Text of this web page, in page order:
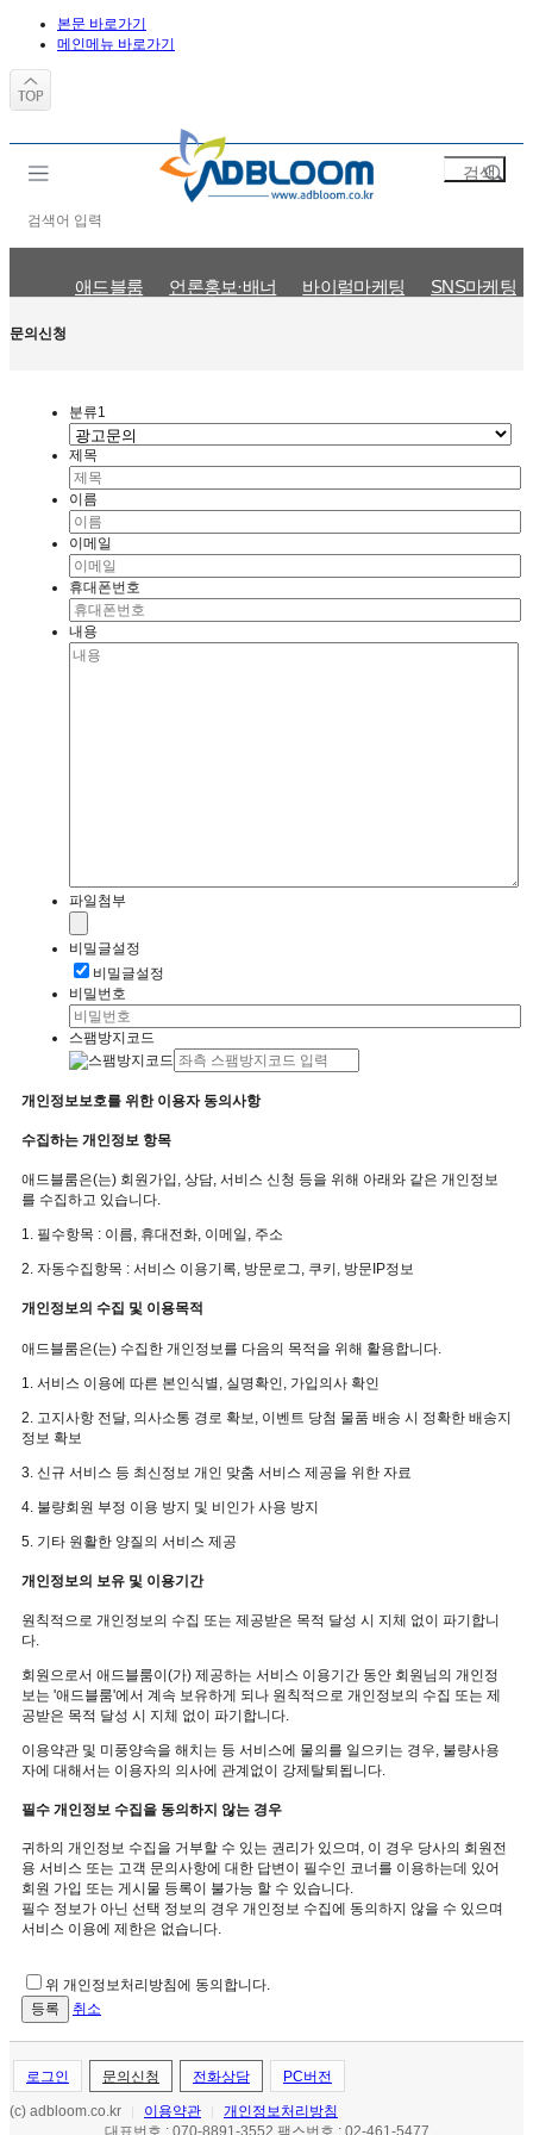
본문 바로가기
메인메뉴 바로가기
애드블룸 언론홍보·배너 바이럴마케팅 SNS마케팅
문의신청
분류1
제목
이름
이메일
휴대폰번호
내용
파일첨부
비밀글설정
비밀글설정
비밀번호
스팸방지코드
개인정보보호를 위한 이용자 동의사항
수집하는 개인정보 항목
애드블룸은(는) 회원가입, 상담, 서비스 신청 등을 위해 아래와 같은 개인정보
를 수집하고 있습니다.
1. 필수항목 : 이름, 휴대전화, 이메일, 주소
2. 자동수집항목 : 서비스 이용기록, 방문로그, 쿠키, 방문IP정보
개인정보의 수집 및 이용목적
애드블룸은(는) 수집한 개인정보를 다음의 목적을 위해 활용합니다.
1. 서비스 이용에 따른 본인식별, 실명확인, 가입의사 확인
2. 고지사항 전달, 의사소통 경로 확보, 이벤트 당첨 물품 배송 시 정확한 배송지
정보 확보
3. 신규 서비스 등 최신정보 개인 맞춤 서비스 제공을 위한 자료
4. 불량회원 부정 이용 방지 및 비인가 사용 방지
5. 기타 원활한 양질의 서비스 제공
개인정보의 보유 및 이용기간
원칙적으로 개인정보의 수집 또는 제공받은 목적 달성 시 지체 없이 파기합니
다.
회원으로서 애드블룸이(가) 제공하는 서비스 이용기간 동안 회원님의 개인정
보는 '애드블룸'에서 계속 보유하게 되나 원칙적으로 개인정보의 수집 또는 제
공받은 목적 달성 시 지체 없이 파기합니다.
이용약관 및 미풍양속을 해치는 등 서비스에 물의를 일으키는 경우, 불량사용
자에 대해서는 이용자의 의사에 관계없이 강제탈퇴됩니다.
필수 개인정보 수집을 동의하지 않는 경우
귀하의 개인정보 수집을 거부할 수 있는 권리가 있으며, 이 경우 당사의 회원전
용 서비스 또는 고객 문의사항에 대한 답변이 필수인 코너를 이용하는데 있어
회원 가입 또는 게시물 등록이 불가능 할 수 있습니다.
필수 정보가 아닌 선택 정보의 경우 개인정보 수집에 동의하지 않을 수 있으며
서비스 이용에 제한은 없습니다.
위 개인정보처리방침에 동의합니다.
취소
로그인 문의신청 전화상담 PC버전
(c) adbloom.co.kr 이용약관
개인정보처리방침